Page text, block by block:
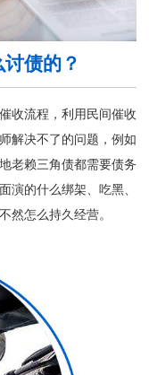
债的？
收流程，利用民间催收
解决不了的问题，例如
老赖三角债都需要债务
演的什么绑架、吃黑、
然怎么持久经营。